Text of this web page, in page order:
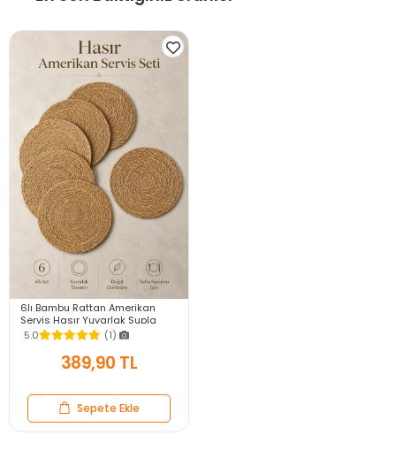
6lı Bambu Rattan Amerikan
Servis Hasır Yuvarlak Supla
Tabak Altlığı Masa Dekoru Sofra
Sunum Seti
5.0 (1)
389,90 TL
Sepete Ekle